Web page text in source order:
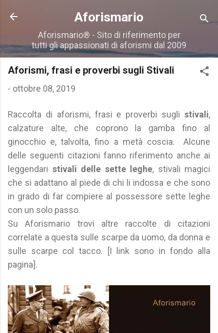
Passa ai contenuti principali
Aforismario
Aforismario® - Sito di riferimento per
tutti gli appassionati di aforismi dal 2009
Aforismi, frasi e proverbi sugli Stivali
- ottobre 08, 2019
Raccolta di aforismi, frasi e proverbi sugli stivali,
calzature alte, che coprono la gamba fino al
ginocchio e, talvolta, fino a metà coscia. Alcune
delle seguenti citazioni fanno riferimento anche ai
leggendari stivali delle sette leghe, stivali magici
che si adattano al piede di chi li indossa e che sono
in grado di far compiere al possessore sette leghe
con un solo passo.
Su Aforismario trovi altre raccolte di citazioni
correlate a questa sulle scarpe da uomo, da donna e
sulle scarpe col tacco. [I link sono in fondo alla
pagina].